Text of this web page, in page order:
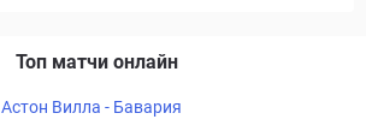
Топ матчи онлайн
Астон Вилла - Бавария